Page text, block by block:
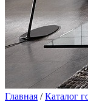
Главная /Каталог